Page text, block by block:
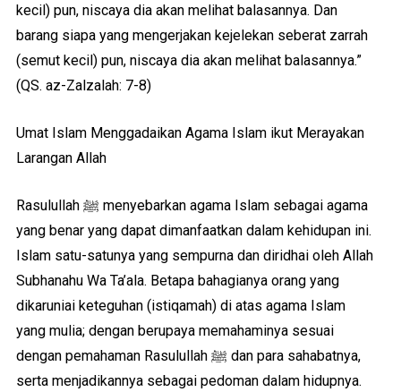
kecil) pun, niscaya dia akan melihat balasannya. Dan
barang siapa yang mengerjakan kejelekan seberat zarrah
(semut kecil) pun, niscaya dia akan melihat balasannya.”
(QS. az-Zalzalah: 7-8)
Umat Islam Menggadaikan Agama Islam ikut Merayakan
Larangan Allah
Rasulullah ﷺ menyebarkan agama Islam sebagai agama
yang benar yang dapat dimanfaatkan dalam kehidupan ini.
Islam satu-satunya yang sempurna dan diridhai oleh Allah
Subhanahu Wa Ta’ala. Betapa bahagianya orang yang
dikaruniai keteguhan (istiqamah) di atas agama Islam
yang mulia; dengan berupaya memahaminya sesuai
dengan pemahaman Rasulullah ﷺ dan para sahabatnya,
serta menjadikannya sebagai pedoman dalam hidupnya.